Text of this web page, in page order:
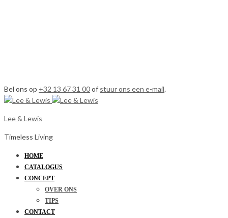
Bel ons op +32 13 67 31 00of stuur ons een e-mail.
Lee & Lewis
Timeless Living
HOME
CATALOGUS
CONCEPT
OVER ONS
TIPS
CONTACT